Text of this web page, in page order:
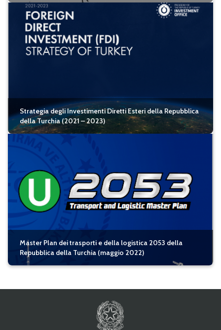
Strategia degli Investimenti Diretti Esteri della Repubblica
della Turchia (2021 – 2023)
Master Plan dei trasporti e della logistica 2053 della
Repubblica della Turchia (maggio 2022)